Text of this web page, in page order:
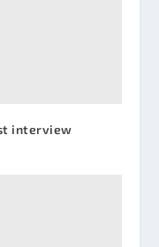
interview